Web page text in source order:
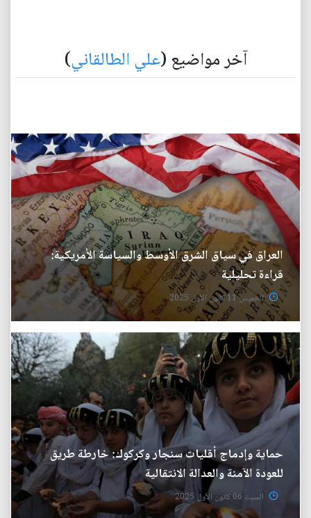
آخر مواضيع (علي الطالقاني)
العراق في سياق الشرق الأوسط والسياسة الأمريكية:
قراءة تحليلية
الخميس 11 كانون الأول 2025
حماية وإدماج أقليات سنجار وكركوك: خارطة طريق
للعودة الآمنة والعدالة الانتقالية
السبت 06 كانون الأول 2025